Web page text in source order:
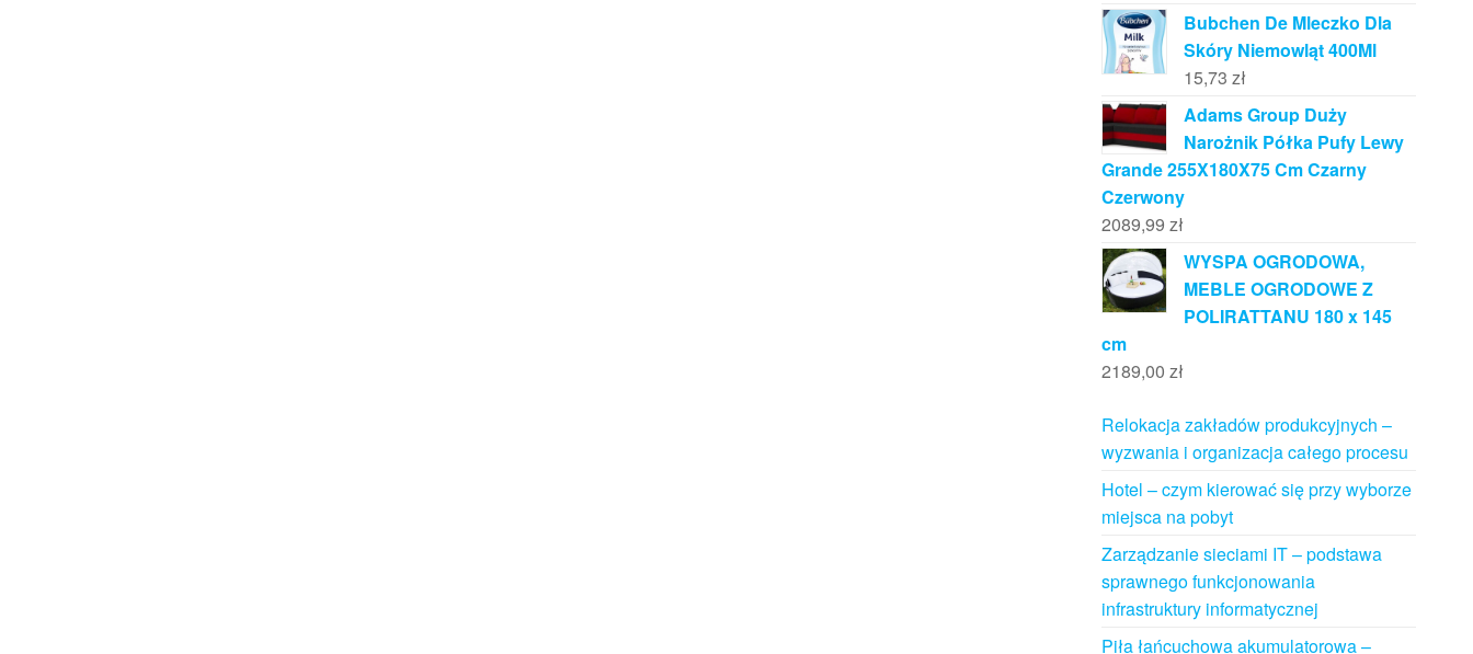
Bubchen De Mleczko Dla
Skóry Niemowląt 400Ml
15,73 zł
Adams Group Duży
Narożnik Półka Pufy Lewy
Grande 255X180X75 Cm Czarny
Czerwony
2089,99 zł
WYSPA OGRODOWA,
MEBLE OGRODOWE Z
POLIRATTANU 180 x 145
cm
2189,00 zł
Relokacja zakładów produkcyjnych –
wyzwania i organizacja całego procesu
Hotel – czym kierować się przy wyborze
miejsca na pobyt
Zarządzanie sieciami IT – podstawa
sprawnego funkcjonowania
infrastruktury informatycznej
Piła łańcuchowa akumulatorowa –